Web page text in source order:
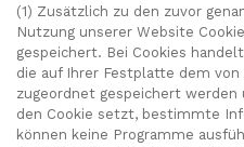
(1) Zusätzlich zu den zuvor
Nutzung unserer Website
gespeichert. Bei Cookies
die auf Ihrer Festplatte dem
zugeordnet gespeichert
den Cookie setzt, bestimmte
können keine Programme